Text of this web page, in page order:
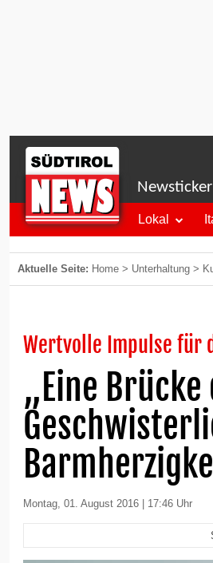
Newsticker
Lokal
Aktuelle Seite: Home > Unterhaltung >
Wertvolle Impulse für
„Eine Brücke
Montag, 01. August 2016 | 17:46 Uhr